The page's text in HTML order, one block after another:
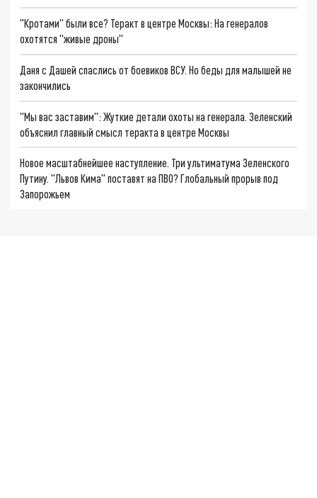
"Кротами" были все? Теракт в центре Москвы: На генералов
охотятся "живые дроны"
Даня с Дашей спаслись от боевиков ВСУ. Но беды для малышей не
закончились
"Мы вас заставим": Жуткие детали охоты на генерала. Зеленский
объяснил главный смысл теракта в центре Москвы
Новое масштабнейшее наступление. Три ультиматума Зеленского
Путину. "Львов Кима" поставят на ПВО? Глобальный прорыв под
Запорожьем